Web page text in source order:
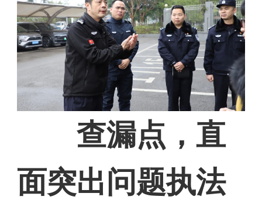
查漏点，直
面突出问题执法